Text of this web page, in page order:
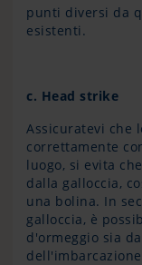
punti diversi da
esistenti.
c. Head strike
Assicuratevi che
correttamente
luogo, si evita
dalla galloccia,
una bolina. In
galloccia, è
d'ormeggio sia